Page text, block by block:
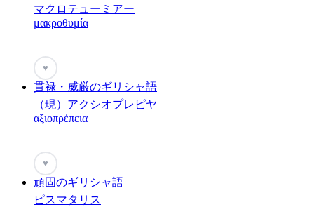
マクロテューミアー
μακροθυμία
♥
貫禄・威厳のギリシャ語
（現）アクシオプレピヤ
αξιοπρέπεια
♥
頑固のギリシャ語
ピスマタリス